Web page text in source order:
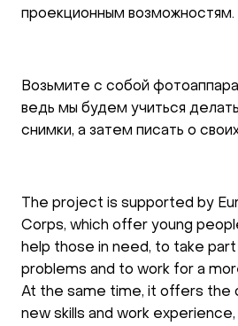
проекционным возможностям.
Возьмите с собой
ведь мы будем учиться
снимки, а затем писать о
The project is supported by
Corps, which offer young
help those in need, to take part
problems and to work for a
At the same time, it offers the
new skills and work